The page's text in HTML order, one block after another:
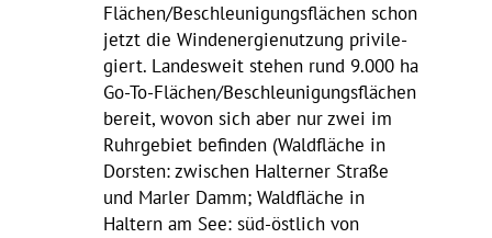
Flächen­/­Be­schleu­ni­gungs­flä­chen schon
jetzt die Wind­ener­gie­nut­zung privi­le­
giert. Landes­weit stehen rund 9.000 ha
Go-To-Flächen­/­Be­schleu­ni­gungs­flä­chen
bereit, wovon sich aber nur zwei im
Ruhr­ge­biet befinden (Wald­fläche in
Dorsten: zwischen Halterner Straße
und Marler Damm; Wald­fläche in
Haltern am See: süd-östlich von